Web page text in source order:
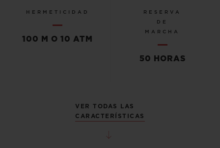
HERMETICIDAD
100 M O 10 ATM
RESERVA
DE
MARCHA
50 HORAS
VER TODAS LAS
CARACTERÍSTICAS